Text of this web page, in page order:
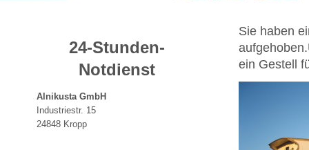
Sie haben
ein Gestell
24-Stunden-
Notdienst
Alnikusta GmbH
Industriestr. 15
24848 Kropp